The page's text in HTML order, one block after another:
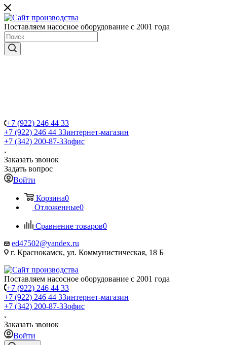
Поставляем насосное оборудование с 2001 года
+7 (922) 246 44 33
+7 (922) 246 44 33интернет-магазин
+7 (342) 200-87-33офис
Заказать звонок
Задать вопрос
Войти
Корзина0
Отложенные0
Сравнение товаров0
ed47502@yandex.ru
г. Краснокамск, ул. Коммунистическая, 18 Б
Поставляем насосное оборудование с 2001 года
+7 (922) 246 44 33
+7 (922) 246 44 33интернет-магазин
+7 (342) 200-87-33офис
Заказать звонок
Войти